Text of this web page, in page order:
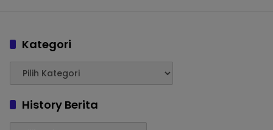
Kategori
History Berita